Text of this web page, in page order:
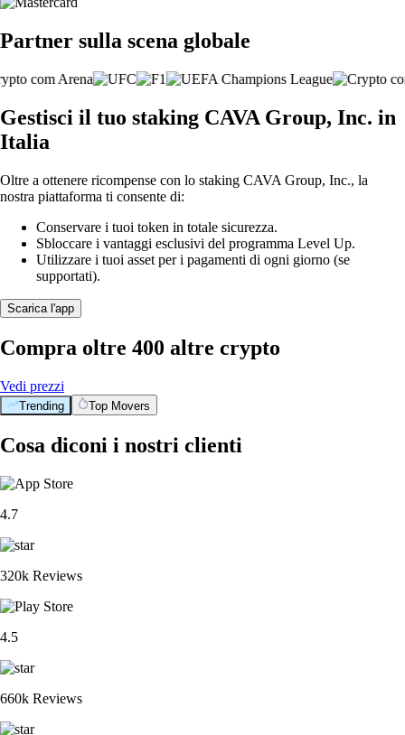
Partner sulla scena globale
Gestisci il tuo staking CAVA Group, Inc. in
Italia
Oltre a ottenere ricompense con lo staking CAVA Group, Inc., la
nostra piattaforma ti consente di:
Conservare i tuoi token in totale sicurezza.
Sbloccare i vantaggi esclusivi del programma Level Up.
Utilizzare i tuoi asset per i pagamenti di ogni giorno (se
supportati).
Scarica l'app
Compra oltre 400 altre crypto
Vedi prezzi
Trending Top Movers
Cosa diconi i nostri clienti
4.7
320k Reviews
4.5
660k Reviews